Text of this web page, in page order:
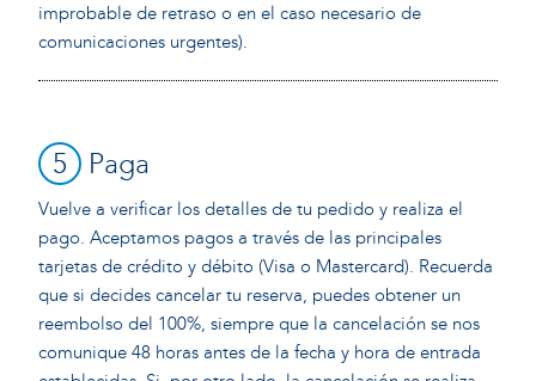
improbable de retraso o en el caso necesario de
comunicaciones urgentes).
5 Paga
Vuelve a verificar los detalles de tu pedido y realiza el
pago. Aceptamos pagos a través de las principales
tarjetas de crédito y débito (Visa o Mastercard). Recuerda
que si decides cancelar tu reserva, puedes obtener un
reembolso del 100%, siempre que la cancelación se nos
comunique 48 horas antes de la fecha y hora de entrada